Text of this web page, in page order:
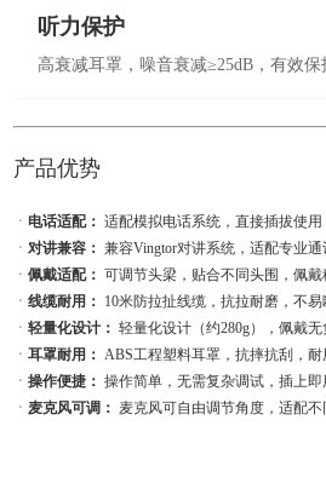
听力保护
高衰减耳罩，噪音衰减≥25dB，有效保
产品优势
ㆍ 电话适配： 适配模拟电话系统，直接插拔使用
ㆍ对讲兼容： 兼容Vingtor对讲系统，适配专业通
ㆍ佩戴适配： 可调节头梁，贴合不同头围，佩戴
ㆍ线缆耐用： 10米防拉扯线缆，抗拉耐磨，不易
ㆍ轻量化设计： 轻量化设计（约280g），佩戴无
ㆍ耳罩耐用： ABS工程塑料耳罩，抗摔抗刮，耐
ㆍ操作便捷： 操作简单，无需复杂调试，插上即
ㆍ麦克风可调： 麦克风可自由调节角度，适配不